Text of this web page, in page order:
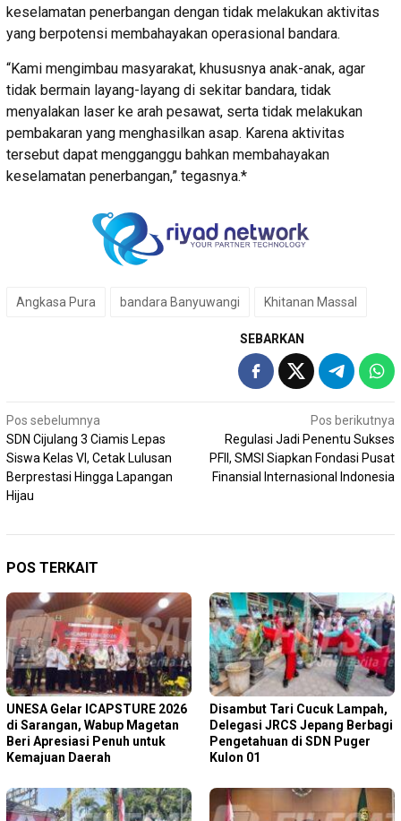
keselamatan penerbangan dengan tidak melakukan aktivitas
yang berpotensi membahayakan operasional bandara.
“Kami mengimbau masyarakat, khususnya anak-anak, agar
tidak bermain layang-layang di sekitar bandara, tidak
menyalakan laser ke arah pesawat, serta tidak melakukan
pembakaran yang menghasilkan asap. Karena aktivitas
tersebut dapat mengganggu bahkan membahayakan
keselamatan penerbangan,” tegasnya.*
Angkasa Pura bandara Banyuwangi Khitanan Massal
SEBARKAN
Navigasi
pos
Pos sebelumnya
SDN Cijulang 3 Ciamis Lepas
Siswa Kelas VI, Cetak Lulusan
Berprestasi Hingga Lapangan
Hijau
Pos berikutnya
Regulasi Jadi Penentu Sukses
PFII, SMSI Siapkan Fondasi Pusat
Finansial Internasional Indonesia
POS TERKAIT
‎UNESA Gelar ICAPSTURE 2026
di Sarangan, Wabup Magetan
Beri Apresiasi Penuh untuk
Kemajuan Daerah
Disambut Tari Cucuk Lampah,
Delegasi JRCS Jepang Berbagi
Pengetahuan di SDN Puger
Kulon 01